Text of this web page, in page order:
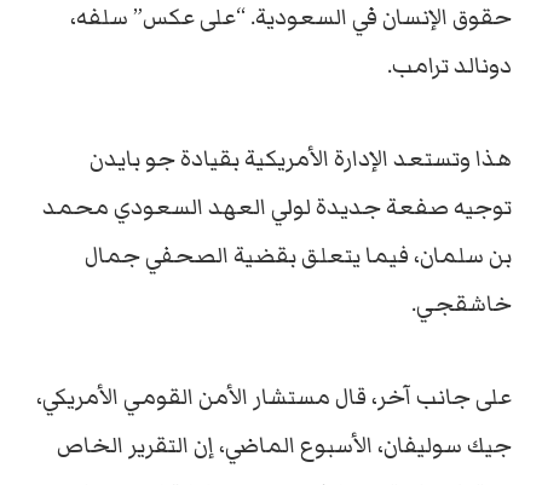
حقوق الإنسان في السعودية. “على عكس” سلفه،
دونالد ترامب.
هذا وتستعد الإدارة الأمريكية بقيادة جو بايدن
توجيه صفعة جديدة لولي العهد السعودي محمد
بن سلمان، فيما يتعلق بقضية الصحفي جمال
خاشقجي.
على جانب آخر، قال مستشار الأمن القومي الأمريكي،
جيك سوليفان، الأسبوع الماضي، إن التقرير الخاص